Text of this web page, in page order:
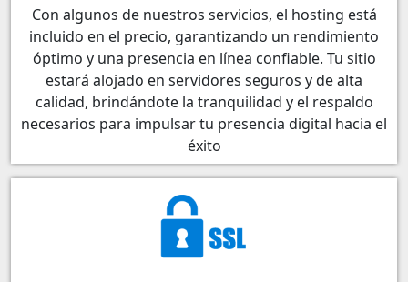
Con algunos de nuestros servicios, el hosting está
incluido en el precio, garantizando un rendimiento
óptimo y una presencia en línea confiable. Tu sitio
estará alojado en servidores seguros y de alta
calidad, brindándote la tranquilidad y el respaldo
necesarios para impulsar tu presencia digital hacia el
éxito